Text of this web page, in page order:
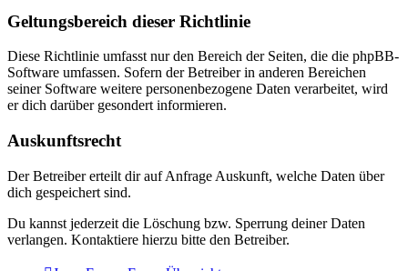
Geltungsbereich dieser Richtlinie
Diese Richtlinie umfasst nur den Bereich der Seiten, die die phpBB-
Software umfassen. Sofern der Betreiber in anderen Bereichen
seiner Software weitere personenbezogene Daten verarbeitet, wird
er dich darüber gesondert informieren.
Auskunftsrecht
Der Betreiber erteilt dir auf Anfrage Auskunft, welche Daten über
dich gespeichert sind.
Du kannst jederzeit die Löschung bzw. Sperrung deiner Daten
verlangen. Kontaktiere hierzu bitte den Betreiber.